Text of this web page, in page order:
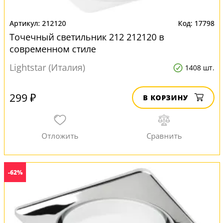
212120 17798
Точечный светильник 212 212120 в
современном стиле
Lightstar (Италия)
1408 шт.
299 ₽ В КОРЗИНУ
-62%